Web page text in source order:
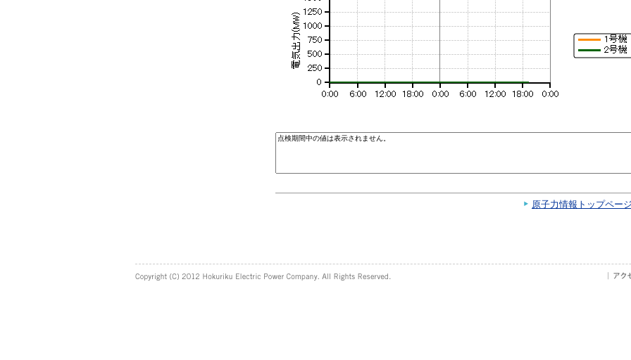
原子力情報トップペー